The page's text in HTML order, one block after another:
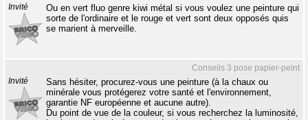
Invité
Ou en vert fluo genre kiwi métal si vous voulez une peinture qui
sorte de l'ordinaire et le rouge et vert sont deux opposés quis
se marient à merveille.
Conseils 3 pose papier-peint
Invité
Sans hésiter, procurez-vous une peinture (à la chaux ou
minérale vous protégerez votre santé et l'environnement,
garantie NF européenne et aucune autre).
Du point de vue de la couleur, si vous recherchez la luminosité,